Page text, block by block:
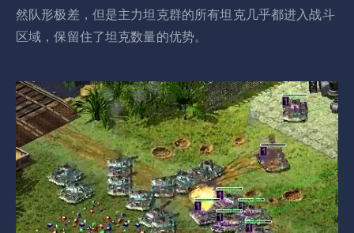
然队形极差，但是主力坦克群的所有坦克几乎都进入战斗
区域，保留住了坦克数量的优势。